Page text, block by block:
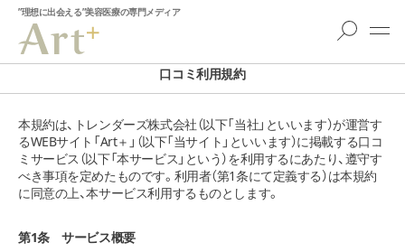
”理想に出会える”美容医療の専門メディア
口コミ利用規約
本規約は、トレンダーズ株式会社（以下「当社」といいます）が運営す
るWEBサイト「Art＋」（以下「当サイト」といいます）に掲載する口コ
ミサービス（以下「本サービス」という）を利用するにあたり、遵守す
べき事項を定めたものです。利用者（第1条にて定義する）は本規約
に同意の上、本サービス利用するものとします。
第1条 サービス概要